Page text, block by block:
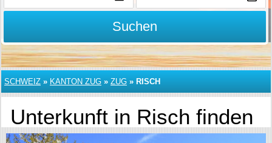
Suchen
SCHWEIZ » KANTON ZUG » ZUG » RISCH
Unterkunft in Risch finden